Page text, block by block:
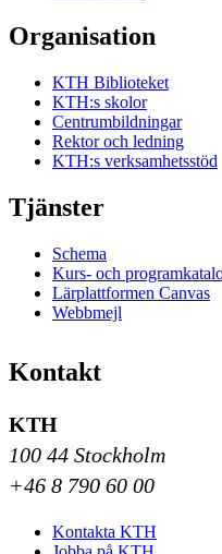
Organisation
KTH Biblioteket
KTH:s skolor
Centrumbildningar
Rektor och ledning
KTH:s verksamhetsstöd
Tjänster
Schema
Kurs- och
Lärplattformen Canvas
Webbmejl
Kontakt
KTH
100 44 Stockholm
+46 8 790 60 00
Kontakta KTH